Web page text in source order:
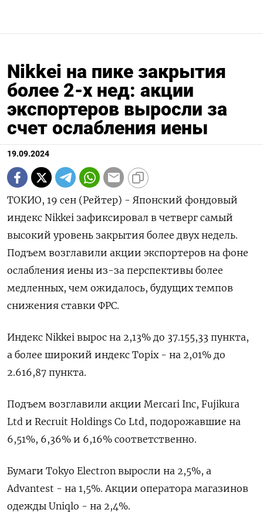
Nikkei на пике закрытия
более 2-х нед: акции
экспортеров выросли за
счет ослабления иены
19.09.2024
ТОКИО, 19 сен (Рейтер) - Японский фондовый
индекс Nikkei зафиксировал в четверг самый
высокий уровень закрытия более двух недель.
Подъем возглавили акции экспортеров на фоне
ослабления иены из-за перспективы более
медленных, чем ожидалось, будущих темпов
снижения ставки ФРС.
Индекс Nikkei вырос на 2,13% до 37.155,33 пункта,
а более широкий индекс Topix - на 2,01% до
2.616,87 пункта.
Подъем возглавили акции Mercari Inc, Fujikura
Ltd и Recruit Holdings Co Ltd, подорожавшие на
6,51%, 6,36% и 6,16% соответственно.
Бумаги Tokyo Electron выросли на 2,5%, а
Advantest - на 1,5%. Акции оператора магазинов
одежды Uniqlo - на 2,4%.